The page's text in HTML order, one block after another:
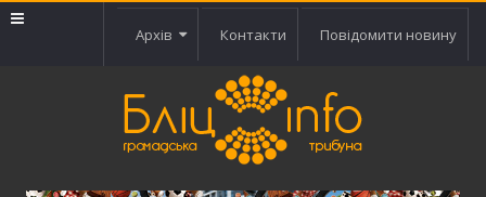
Архів Контакти Повідомити новину